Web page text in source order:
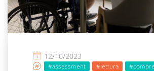
12/10/2023
#assessment #lettura